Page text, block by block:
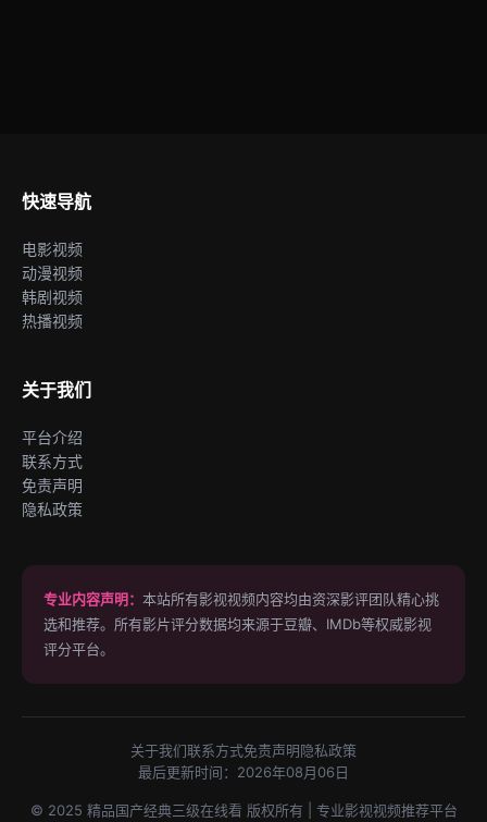
快速导航
电影视频
动漫视频
韩剧视频
热播视频
关于我们
平台介绍
联系方式
免责声明
隐私政策
专业内容声明： 本站所有影视视频内容均由资深影评团队精心挑
选和推荐。所有影片评分数据均来源于豆瓣、IMDb等权威影视
评分平台。
关于我们联系方式免责声明隐私政策
最后更新时间：2026年08月06日
© 2025 精品国产经典三级在线看 版权所有 | 专业影视视频推荐平台